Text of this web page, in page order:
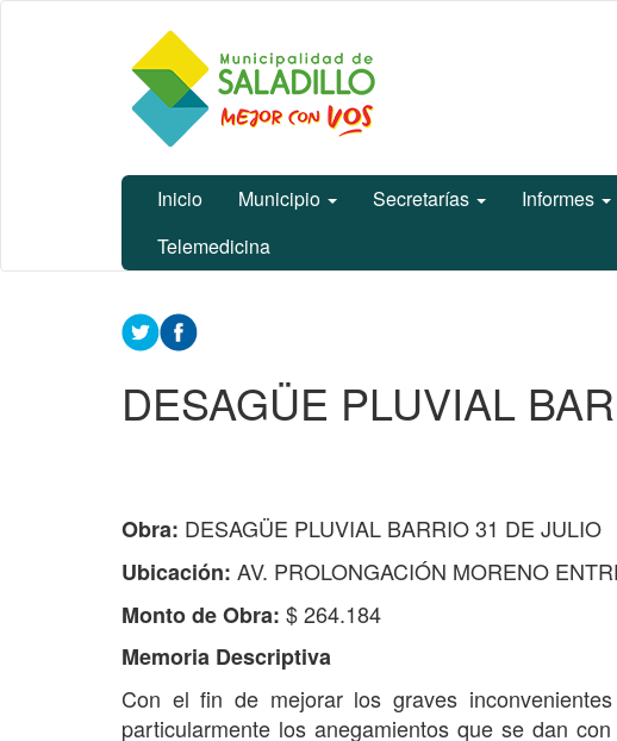
Municipalidad
de Saladillo
Inicio Municipio Secretarías Informes
Telemedicina
Contenido
principal
DESAGÜE PLUVIAL
Obra: DESAGÜE PLUVIAL BARRIO 31 DE JULIO
Ubicación: AV. PROLONGACIÓN MORENO
Monto de Obra: $ 264.184
Memoria Descriptiva
Con el fin de mejorar los graves
particularmente los anegamientos que se dan